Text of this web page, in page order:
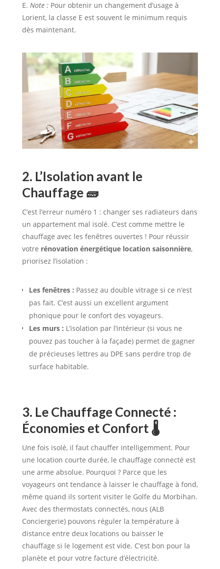
E. Note : Pour obtenir un changement d’usage à
Lorient, la classe E est souvent le minimum requis
dès maintenant.
2. L’Isolation avant le
Chauffage 🧱
C’est l’erreur numéro 1 : changer ses radiateurs dans
un appartement mal isolé. C’est comme mettre le
chauffage avec les fenêtres ouvertes ! Pour réussir
votre rénovation énergétique location saisonnière,
priorisez l’isolation :
Les fenêtres : Passez au double vitrage si ce n’est
pas fait. C’est aussi un excellent argument
phonique pour le confort des voyageurs.
Les murs : L’isolation par l’intérieur (si vous ne
pouvez pas toucher à la façade) permet de gagner
de précieuses lettres au DPE sans perdre trop de
surface habitable.
3. Le Chauffage Connecté :
Économies et Confort 🌡️
Une fois isolé, il faut chauffer intelligemment. Pour
une location courte durée, le chauffage connecté est
une arme absolue. Pourquoi ? Parce que les
voyageurs ont tendance à laisser le chauffage à fond,
même quand ils sortent visiter le Golfe du Morbihan.
Avec des thermostats connectés, nous (ALB
Conciergerie) pouvons réguler la température à
distance entre deux locations ou baisser le
chauffage si le logement est vide. C’est bon pour la
planète et pour votre facture d’électricité.